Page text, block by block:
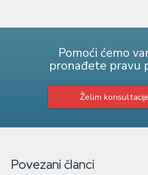
Pomoći ćemo
pronađete pravu
Želim
Povezani članci